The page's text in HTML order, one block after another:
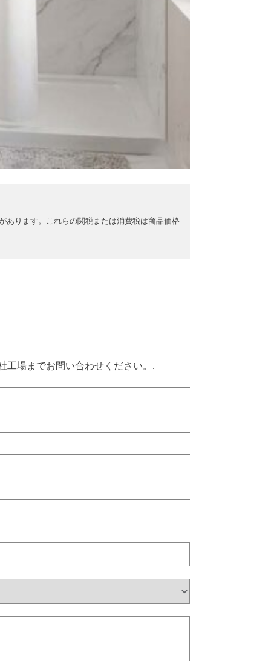
あります。これらの関税または消費税は商品価格
工場までお問い合わせください。.